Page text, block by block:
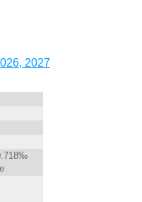
2027